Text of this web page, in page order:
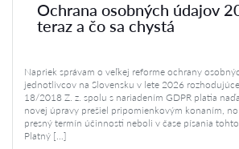
Ochrana osobných údajov
teraz a čo sa chystá
Napriek správam o veľkej reforme ochrany
jednotlivcov na Slovensku v lete 2026
18/2018 Z. z. spolu s nariadením GDPR platia
novej úpravy prešiel pripomienkovým konaním,
presný termín účinnosti neboli v čase písania
Platný […]